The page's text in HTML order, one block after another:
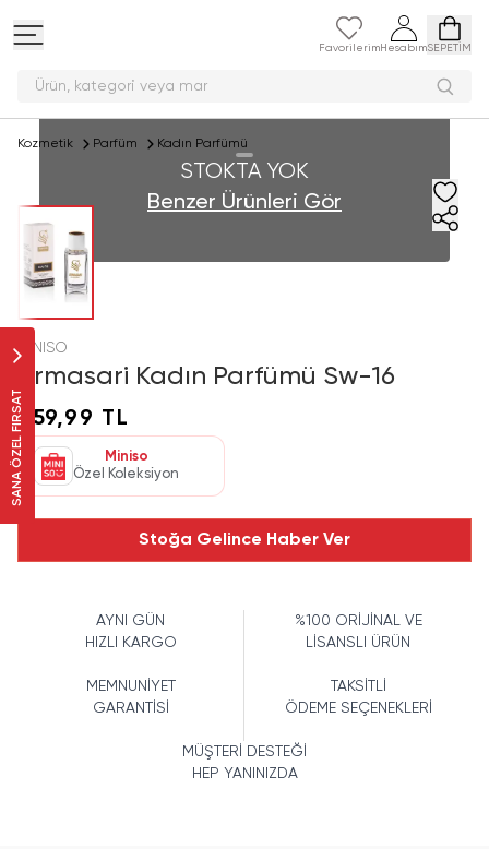
Favorilerim HesabımSEPETİM
Ürün, kategori veya
SANA ÖZEL FIRSAT
Kozmetik Parfüm Kadın Parfümü
STOKTA YOK
Benzer Ürünleri Gör
MINISO
Armasari Kadın Parfümü Sw-16
259,99 TL
Miniso
Özel Koleksiyon
Stoğa Gelince Haber Ver
AYNI GÜN
HIZLI KARGO
%100 ORİJİNAL VE
LİSANSLI ÜRÜN
MEMNUNİYET
GARANTİSİ
TAKSİTLİ
ÖDEME SEÇENEKLERİ
MÜŞTERİ DESTEĞİ
HEP YANINIZDA